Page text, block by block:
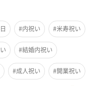
スタイルに仲間入り
#内祝い #米寿祝い
#結婚内祝い
#成人祝い #開業祝い